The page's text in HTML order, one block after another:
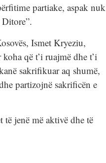
partiake, aspak nuk
Ismet Kryeziu,
që t’i ruajmë dhe t’i
sakrifikuar aq shumë,
partizojnë sakrificën e
të jenë më aktivë dhe të